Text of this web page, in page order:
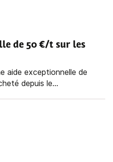
de 50 €/t sur les
aide exceptionnelle de
depuis le...